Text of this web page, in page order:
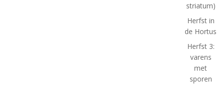
striatum)
Herfst in
de Hortus
Herfst 3:
varens
met
sporen